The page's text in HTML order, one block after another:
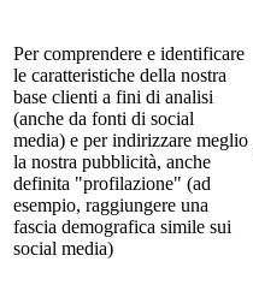
Per comprendere e identificare
le caratteristiche della nostra
base clienti a fini di analisi
(anche da fonti di social
media) e per indirizzare meglio
la nostra pubblicità, anche
definita "profilazione" (ad
esempio, raggiungere una
fascia demografica simile sui
social media)